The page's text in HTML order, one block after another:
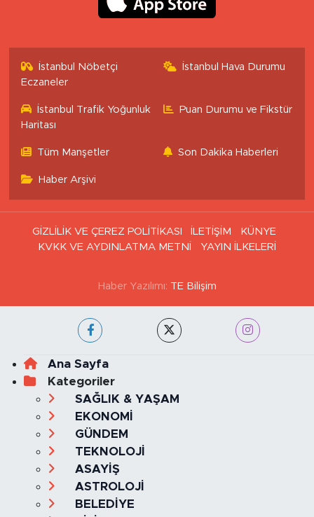
İstanbul Nöbetçi
Eczaneler
İstanbul Hava Durumu
İstanbul Trafik Yoğunluk
Haritası
Puan Durumu ve Fikstür
Tüm Manşetler Son Dakika Haberleri
Haber Arşivi
GİZLİLİK VE ÇEREZ POLİTİKASI İLETİŞİM
KÜNYE
KVKK VE AYDINLATMA METNİ
YAYIN İLKELERİ
Haber Yazılımı: TE Bilişim
Ana Sayfa
Kategoriler
SAĞLIK & YAŞAM
EKONOMİ
GÜNDEM
TEKNOLOJİ
ASAYİŞ
ASTROLOJİ
BELEDİYE